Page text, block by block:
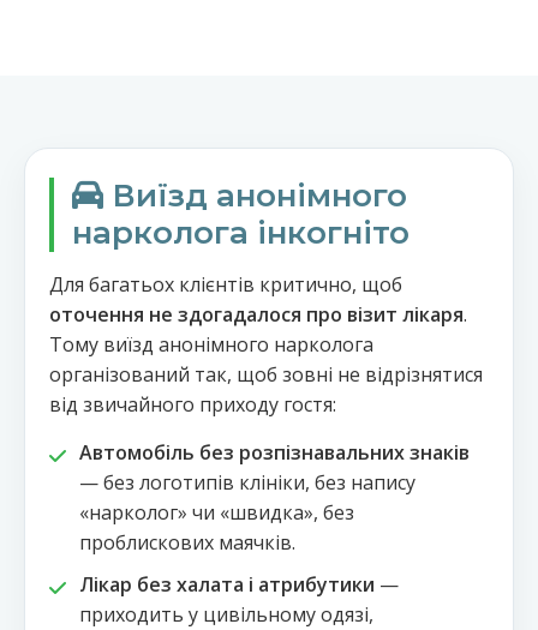
Виїзд анонімного
нарколога інкогніто
Для багатьох клієнтів критично, щоб
оточення не здогадалося про візит лікаря.
Тому виїзд анонімного нарколога
організований так, щоб зовні не відрізнятися
від звичайного приходу гостя:
Автомобіль без розпізнавальних знаків
— без логотипів клініки, без напису
«нарколог» чи «швидка», без
проблискових маячків.
Лікар без халата і атрибутики —
приходить у цивільному одязі,